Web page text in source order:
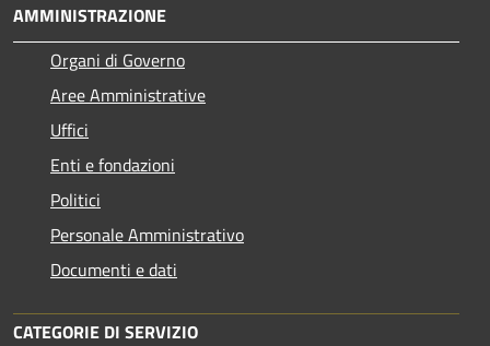
AMMINISTRAZIONE
Organi di Governo
Aree Amministrative
Uffici
Enti e fondazioni
Politici
Personale Amministrativo
Documenti e dati
CATEGORIE DI SERVIZIO